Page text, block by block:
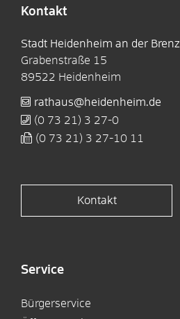
Kontakt
Stadt Heidenheim an der Brenz
Grabenstraße 15
89522 Heidenheim
rathaus@heidenheim.de
(0 73 21) 3 27-0
(0 73 21) 3 27-10 11
Kontakt
Service
Bürgerservice